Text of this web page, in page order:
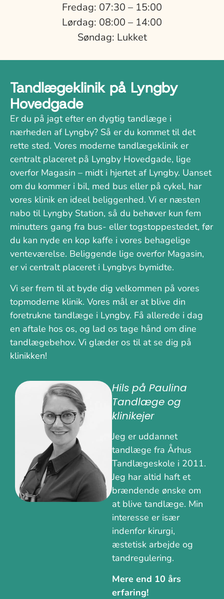
Fredag: 07:30 – 15:00
Lørdag: 08:00 – 14:00
Søndag: Lukket
Tandlægeklinik på Lyngby
Hovedgade
Er du på jagt efter en dygtig tandlæge i
nærheden af Lyngby? Så er du kommet til det
rette sted. Vores moderne tandlægeklinik er
centralt placeret på Lyngby Hovedgade, lige
overfor Magasin – midt i hjertet af Lyngby. Uanset
om du kommer i bil, med bus eller på cykel, har
vores klinik en ideel beliggenhed. Vi er næsten
nabo til Lyngby Station, så du behøver kun fem
minutters gang fra bus- eller togstoppestedet, før
du kan nyde en kop kaffe i vores behagelige
venteværelse. Beliggende lige overfor Magasin,
er vi centralt placeret i Lyngbys bymidte.
Vi ser frem til at byde dig velkommen på vores
topmoderne klinik. Vores mål er at blive din
foretrukne tandlæge i Lyngby. Få allerede i dag
en aftale hos os, og lad os tage hånd om dine
tandlægebehov. Vi glæder os til at se dig på
klinikken!
Hils på Paulina
Tandlæge og
klinikejer
Jeg er uddannet
tandlæge fra Århus
Tandlægeskole i 2011.
Jeg har altid haft et
brændende ønske om
at blive tandlæge. Min
interesse er især
indenfor kirurgi,
æstetisk arbejde og
tandregulering.
Mere end 10 års
erfaring!